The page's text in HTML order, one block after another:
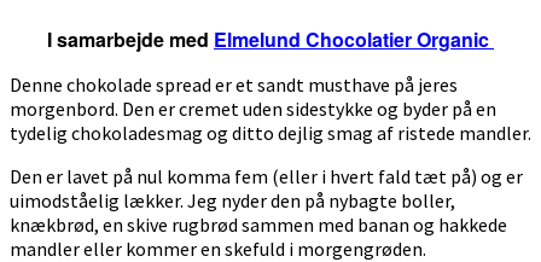
I samarbejde med Elmelund Chocolatier Organic
Denne chokolade spread er et sandt musthave på jeres
morgenbord. Den er cremet uden sidestykke og byder på en
tydelig chokoladesmag og ditto dejlig smag af ristede mandler.
Den er lavet på nul komma fem (eller i hvert fald tæt på) og er
uimodståelig lækker. Jeg nyder den på nybagte boller,
knækbrød, en skive rugbrød sammen med banan og hakkede
mandler eller kommer en skefuld i morgengrøden.